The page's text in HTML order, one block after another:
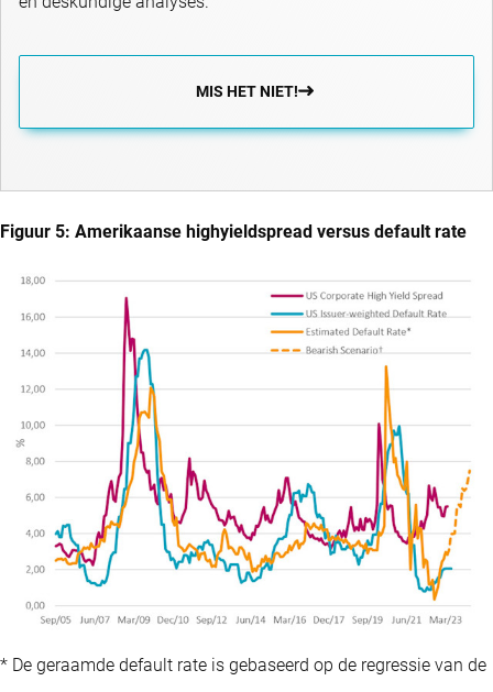
MIS HET NIET!
Figuur 5: Amerikaanse highyieldspread versus default rate
* De geraamde default rate is gebaseerd op de regressie van de